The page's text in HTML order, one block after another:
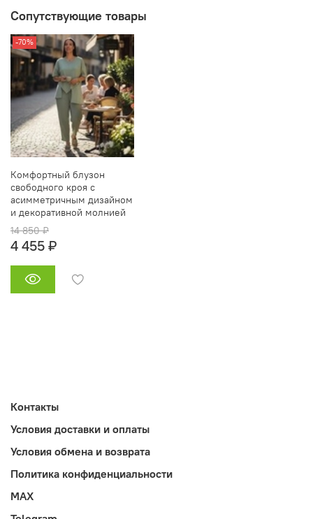
Сопутствующие товары
-70%
Комфортный блузон
свободного кроя с
асимметричным дизайном
и декоративной молнией
14 850 ₽
4 455 ₽
Контакты
Условия доставки и оплаты
Условия обмена и возврата
Политика конфиденциальности
MAX